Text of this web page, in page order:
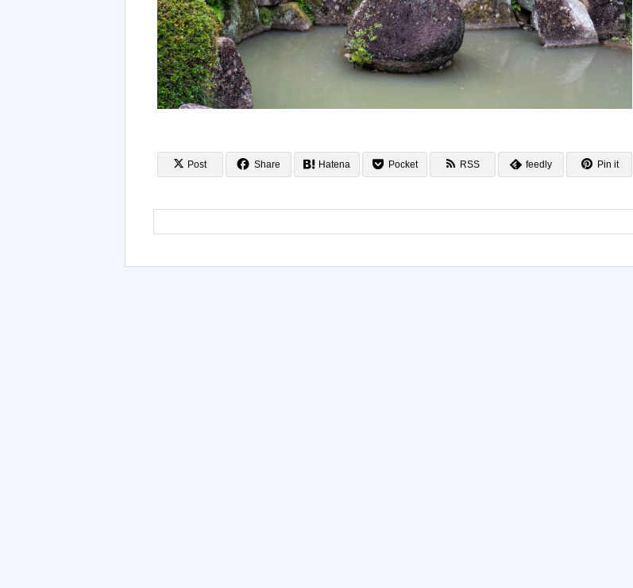
Post Share Hatena Pocket RSS feedly Pin it